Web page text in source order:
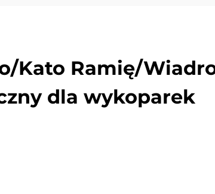
Kato Ramię/
dla wykoparek